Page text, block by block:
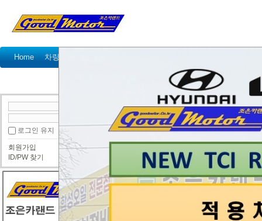
Home 차량정비가격표
수입차 정비상담
로그인 유지
회원가입
ID/PW 찾기
● 국산차 정비상담
지티
매연 냄세가 좀 심해서 인젝터랑 동와샤
일요일도 근무하시나욥